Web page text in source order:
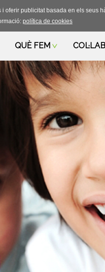
QUÈ FEM
publicitat basada en els seus
política de cookies